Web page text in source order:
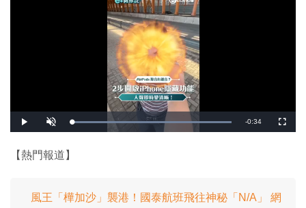
播
放
開
啟
載
入
0
%
剩
-0:34
全
螢
【熱門報道】
風王「樺加沙」襲港！國泰航班飛往神秘「N/A」 網